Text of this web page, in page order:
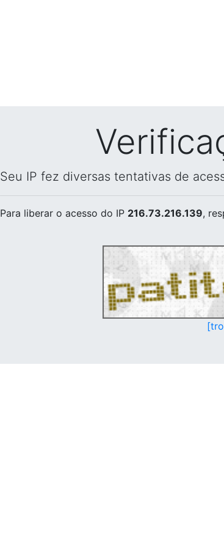
Seu IP fez diversas tentativas de
Para liberar o acesso do IP 216.73.216.139,